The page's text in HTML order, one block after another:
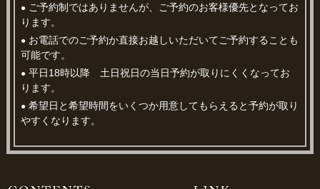
● ご予約制ではありませんが、ご予約のお客様優先となってお
ります。
● お電話でのご予約か直接お越しいただいてご予約することも
可能です。
● 平日18時以降 土日祝日の当日予約が取りにくくなってお
ります。
● 希望日と希望時間をいくつか用意してもらえると予約が取り
やすくなります。